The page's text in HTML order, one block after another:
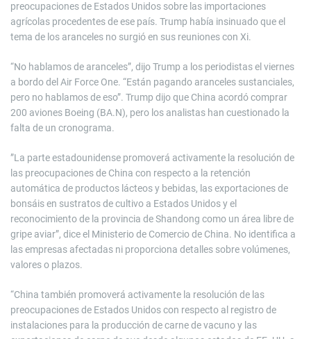
preocupaciones de Estados Unidos sobre las importaciones
agrícolas procedentes de ese país. Trump había insinuado que el
tema de los aranceles no surgió en sus reuniones con Xi.
“No hablamos de aranceles”, dijo Trump a los periodistas el viernes
a bordo del Air Force One. “Están pagando aranceles sustanciales,
pero no hablamos de eso”. Trump dijo que China acordó comprar
200 aviones Boeing (BA.N), pero los analistas han cuestionado la
falta de un cronograma.
”La parte estadounidense promoverá activamente la resolución de
las preocupaciones de China con respecto a la retención
automática de productos lácteos y bebidas, las exportaciones de
bonsáis en sustratos de cultivo a Estados Unidos y el
reconocimiento de la provincia de Shandong como un área libre de
gripe aviar”, dice el Ministerio de Comercio de China. No identifica a
las empresas afectadas ni proporciona detalles sobre volúmenes,
valores o plazos.
“China también promoverá activamente la resolución de las
preocupaciones de Estados Unidos con respecto al registro de
instalaciones para la producción de carne de vacuno y las